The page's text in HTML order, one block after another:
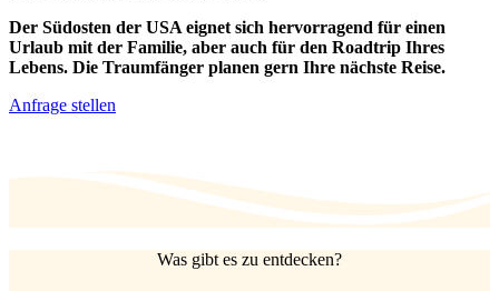
Der Südosten der USA eignet sich hervorragend für einen
Urlaub mit der Familie, aber auch für den Roadtrip Ihres
Lebens. Die Traumfänger planen gern Ihre nächste Reise.
Anfrage stellen
Was gibt es zu entdecken?